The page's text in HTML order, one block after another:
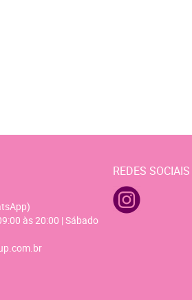
às 20:00 | Sábado
REDES SOCIAIS